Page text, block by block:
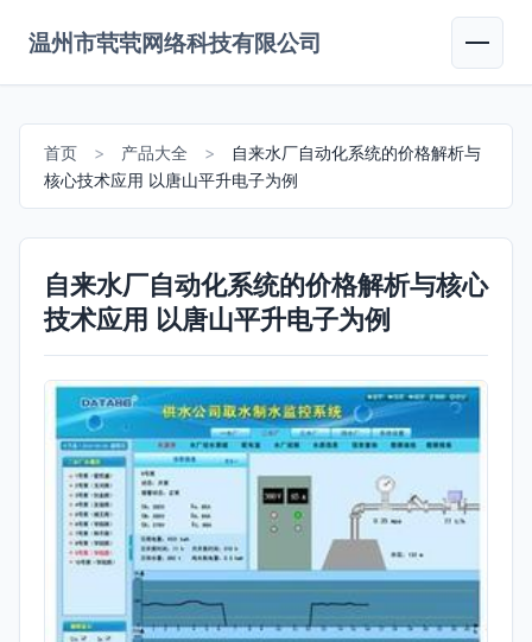
温州市茕茕网络科技有限公司
首页 > 产品大全 >
自来水厂自动化系统的价格解析与
核心技术应用 以唐山平升电子为例
自来水厂自动化系统的价格解析与核心
技术应用 以唐山平升电子为例